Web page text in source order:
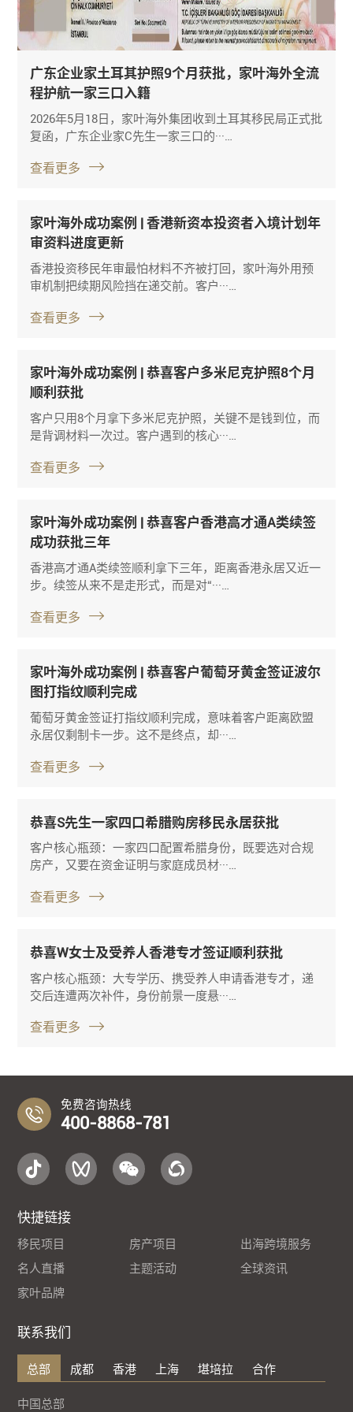
广东企业家土耳其护照9个月获批，家叶海外全流
程护航一家三口入籍
2026年5月18日，家叶海外集团收到土耳其移民局正式批
复函，广东企业家C先生一家三口的···…
查看更多
家叶海外成功案例 | 香港新资本投资者入境计划年
审资料进度更新
香港投资移民年审最怕材料不齐被打回，家叶海外用预
审机制把续期风险挡在递交前。客户···…
查看更多
家叶海外成功案例 | 恭喜客户多米尼克护照8个月
顺利获批
客户只用8个月拿下多米尼克护照，关键不是钱到位，而
是背调材料一次过。客户遇到的核心···…
查看更多
家叶海外成功案例 | 恭喜客户香港高才通A类续签
成功获批三年
香港高才通A类续签顺利拿下三年，距离香港永居又近一
步。续签从来不是走形式，而是对“···…
查看更多
家叶海外成功案例 | 恭喜客户葡萄牙黄金签证波尔
图打指纹顺利完成
葡萄牙黄金签证打指纹顺利完成，意味着客户距离欧盟
永居仅剩制卡一步。这不是终点，却···…
查看更多
恭喜S先生一家四口希腊购房移民永居获批
客户核心瓶颈：一家四口配置希腊身份，既要选对合规
房产，又要在资金证明与家庭成员材···…
查看更多
恭喜W女士及受养人香港专才签证顺利获批
客户核心瓶颈：大专学历、携受养人申请香港专才，递
交后连遭两次补件，身份前景一度悬···…
查看更多
免费咨询热线
400-8868-781
快捷链接
移民项目 房产项目
出海跨境服务
名人直播
主题活动
全球资讯
家叶品牌
联系我们
总部 成都 香港 上海 堪培拉 合作
中国总部